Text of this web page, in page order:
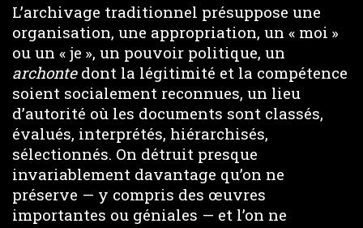
L’archivage traditionnel présuppose une
organisation, une appropriation, un « moi »
ou un « je », un pouvoir politique, un
archontedont la légitimité et la compétence
soient socialement reconnues, un lieu
d’autorité où les documents sont classés,
évalués, interprétés, hiérarchisés,
sélectionnés. On détruit presque
invariablement davantage qu’on ne
préserve — y compris des œuvres
importantes ou géniales — et l’on ne